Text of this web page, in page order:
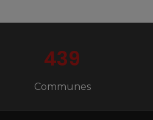
439
Communes